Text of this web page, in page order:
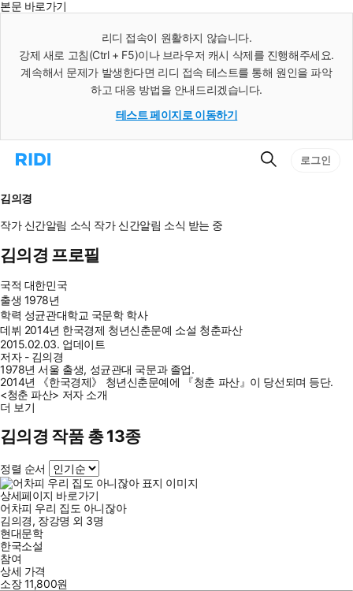
본문 바로가기
리디 접속이 원활하지 않습니다.
강제 새로 고침(Ctrl + F5)이나 브라우저 캐시 삭제를 진행해주세요.
계속해서 문제가 발생한다면 리디 접속 테스트를 통해 원인을 파악
하고 대응 방법을 안내드리겠습니다.
테스트 페이지로 이동하기
리
으
로
이
동
검
로그인
김의경
작가 신간알림 소식 작가 신간알림 소식 받는 중
김의경 프로필
국적 대한민국
출생 1978년
학력 성균관대학교 국문학 학사
데뷔 2014년 한국경제 청년신춘문예 소설 청춘파산
2015.02.03. 업데이트
저자 - 김의경
1978년 서울 출생, 성균관대 국문과 졸업.
2014년 《한국경제》 청년신춘문예에 『청춘 파산』이 당선되며 등단.
<청춘 파산> 저자 소개
더 보기
김의경 작품 총 13종
정렬 순서
상세페이지 바로가기
어차피 우리 집도 아니잖아
김의경, 장강명 외 3명
현대문학
한국소설
참여
상세 가격
소장11,800원